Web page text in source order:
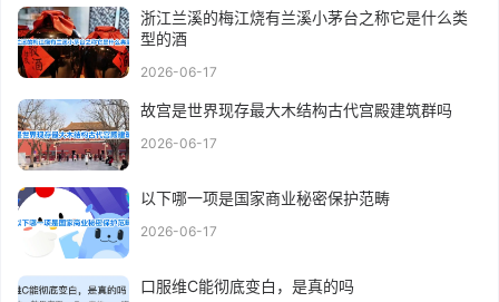
浙江兰溪的梅江烧有兰溪小茅台之称它是什么类
型的酒
2026-06-17
故宫是世界现存最大木结构古代宫殿建筑群吗
2026-06-17
以下哪一项是国家商业秘密保护范畴
2026-06-17
口服维C能彻底变白，是真的吗